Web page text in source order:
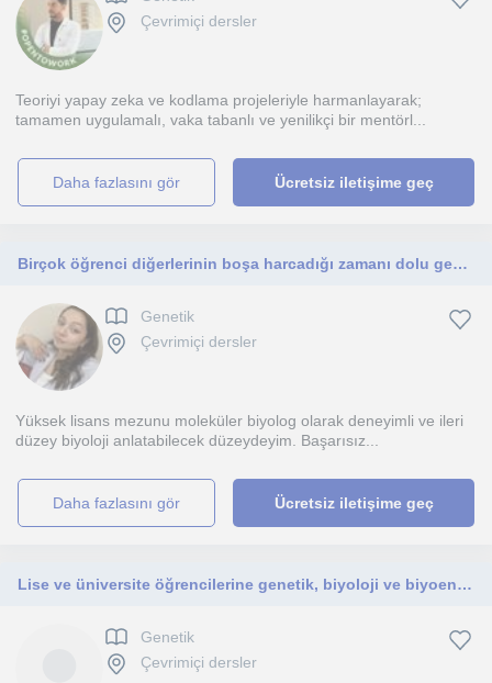
Çevrimiçi dersler
Teoriyi yapay zeka ve kodlama projeleriyle harmanlayarak;
tamamen uygulamalı, vaka tabanlı ve yenilikçi bir mentörl...
daha fazlasını gör Ücretsiz iletişime geç
Birçok öğrenci diğerlerinin boşa harcadığı zamanı dolu geçirerek başarılı olur. Güçlü bir iletişimle her şey gerçekleşebilir.
Genetik
Çevrimiçi dersler
Yüksek lisans mezunu moleküler biyolog olarak deneyimli ve ileri
düzey biyoloji anlatabilecek düzeydeyim. Başarısız...
daha fazlasını gör Ücretsiz iletişime geç
Lise ve üniversite öğrencilerine genetik, biyoloji ve biyoenformatik alanında çevrimiçi ders veren, alanında uzman.
Genetik
Çevrimiçi dersler